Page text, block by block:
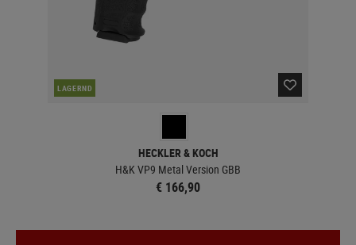
LAGERND
HECKLER & KOCH
H&K VP9 Metal Version GBB
€ 166,90